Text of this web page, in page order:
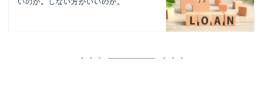
いのか。しない方がいいのか。